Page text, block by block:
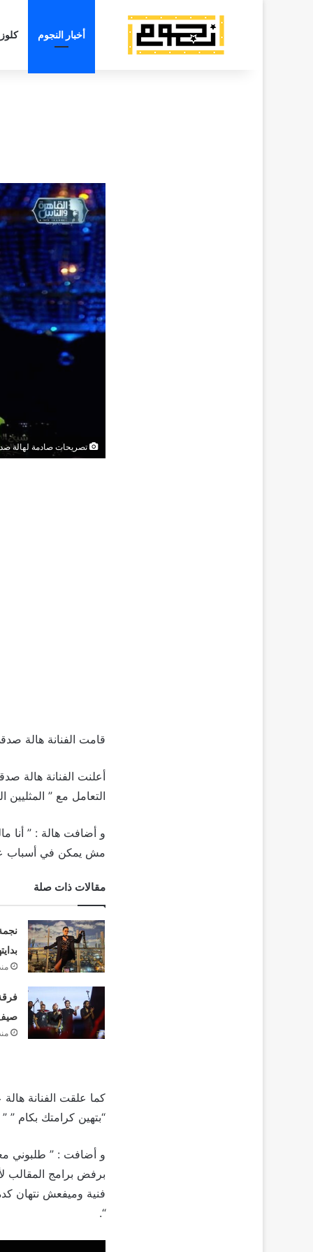
أخبار النجوم
تصريحات صادمة لهالة
قامت الفنانة هالة
أعلنت الفنانة هالة
التعامل مع ”
و أضافت هالة : ” أنا
مش يمكن في أسباب
مقالات ذات صلة
صيف
كما علقت الفنانة
“بتهين كرامتك بكام ”
و أضافت : ” طلبوني
برفض برامج المقالب
فنية وميفعش نتهان
“.